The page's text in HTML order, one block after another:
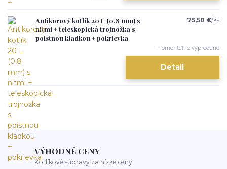
Antikorový kotlík 20 L (0,8 mm) s
nitmi + teleskopická trojnožka s
poistnou kladkou + pokrievka
75,50 €/ks
momentálne vypredané
Detail
VÝHODNÉ CENY
Kotlíkové súpravy za nízke ceny